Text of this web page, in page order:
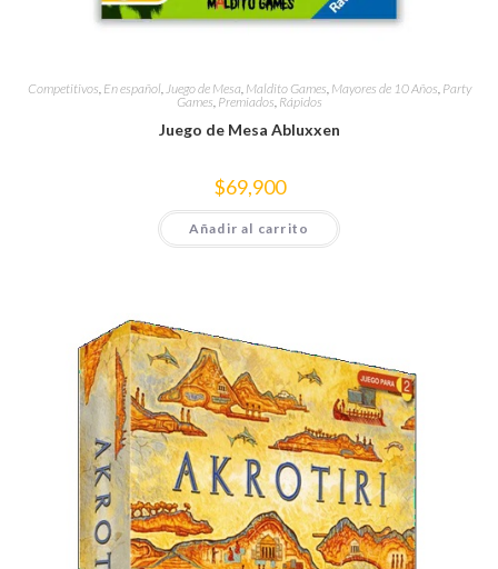
Competitivos En español, Juego de Mesa Maldito Games Mayores de 10 Años Party
Games Premiados Rápidos
Juego de Mesa Abluxxen
$69,900
Añadir al carrito